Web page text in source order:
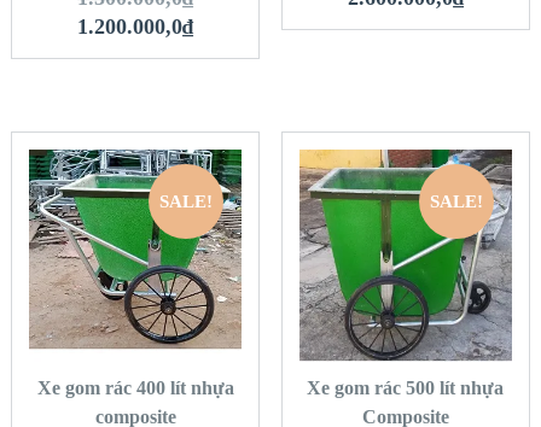
1.200.000,0₫
SALE!
QUICK LOOK
VIEW DETAILS
THÊM VÀO GIỎ
HÀNG
Xe gom rác 400 lít nhựa
composite
SALE!
QUICK LOOK
VIEW DETAILS
THÊM VÀO GIỎ
HÀNG
Xe gom rác 500 lít nhựa
Composite